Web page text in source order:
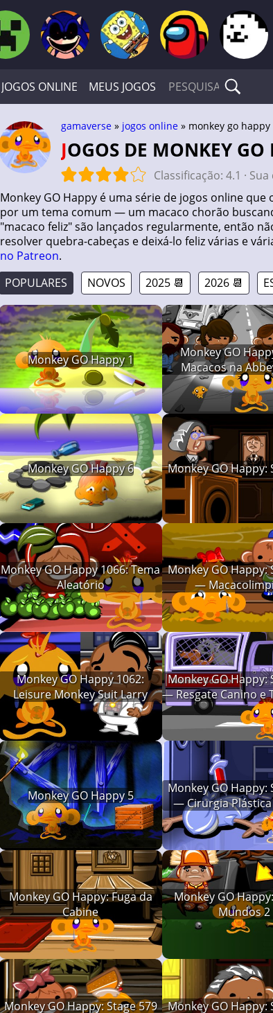
JOGOS ONLINE MEUS JOGOS
gamaverse » jogos online » monkey go happy
JOGOS DE MONKEY
Classificação: 4.1 ·
Monkey GO Happy é uma série de jogos online
por um tema comum — um macaco chorão
"macaco feliz" são lançados regularmente, então
resolver quebra-cabeças e deixá-lo feliz várias e
no Patreon.
POPULARES
NOVOS 2025 📆 2026 📆
Monkey GO Happy 1
Monkey GO
Macacos na
Monkey GO Happy 6 Monkey GO Happy:
Monkey GO Happy 1066: Tema
Aleatório
Monkey GO Happy:
—
Monkey GO Happy 1062:
Leisure Monkey Suit Larry
Monkey GO Happy:
— Resgate Canino e
Monkey GO Happy 5
Monkey GO Happy:
— Cirurgia Plástica
dos Dentes
Monkey GO Happy: Fuga da
Cabine
Monkey GO
Mundos 2
Monkey GO Happy: Stage 579
Monkey GO Happy: